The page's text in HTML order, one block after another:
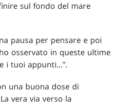
sul fondo del mare
pausa per pensare e poi
osservato in queste ultime
i tuoi appunti...".
una buona dose di
vera via verso la